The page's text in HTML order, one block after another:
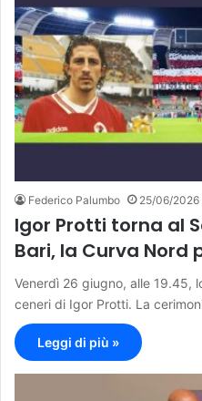
Federico Palumbo 25/06/2026
Igor Protti torna al
Bari, la Curva Nord
Venerdì 26 giugno, alle 19.45,
ceneri di Igor Protti. La
Leggi di più »